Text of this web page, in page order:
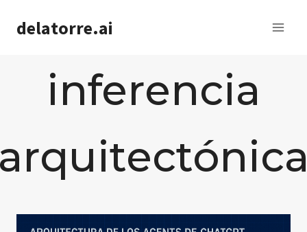
delatorre.ai
inferencia